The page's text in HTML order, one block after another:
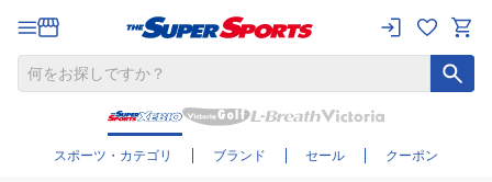
スポーツ・カテゴリ ブランド セール クーポン
さらに絞り込む